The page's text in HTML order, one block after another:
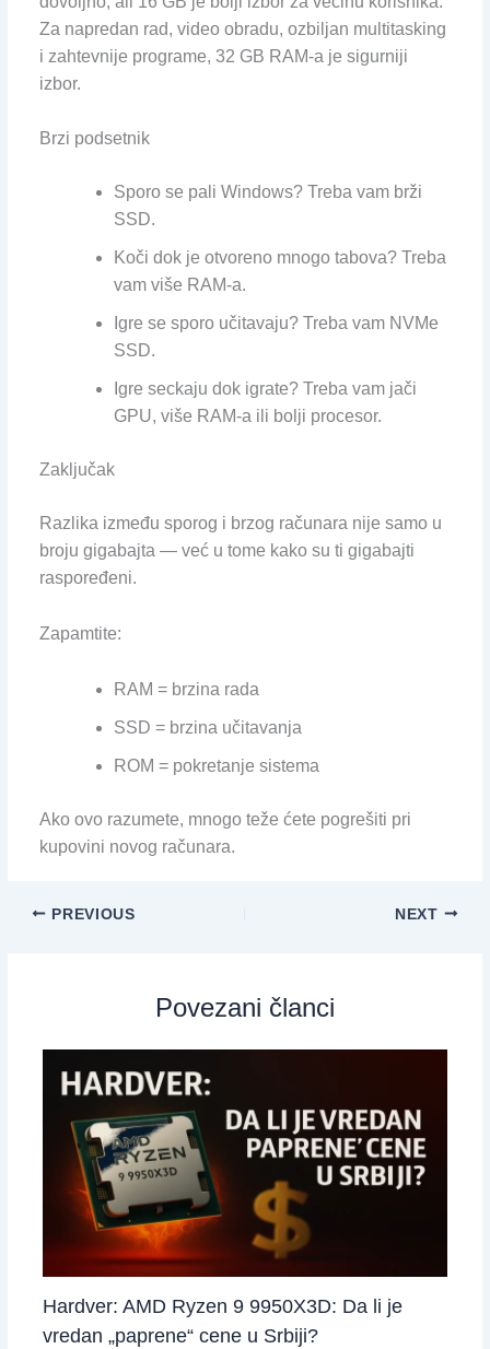
Za napredan rad, video obradu, ozbiljan multitasking
i zahtevnije programe, 32 GB RAM-a je sigurniji
izbor.
Brzi podsetnik
Sporo se pali Windows? Treba vam brži
SSD.
Koči dok je otvoreno mnogo tabova? Treba
vam više RAM-a.
Igre se sporo učitavaju? Treba vam NVMe
SSD.
Igre seckaju dok igrate? Treba vam jači
GPU, više RAM-a ili bolji procesor.
Zaključak
Razlika između sporog i brzog računara nije samo u
broju gigabajta — već u tome kako su ti gigabajti
raspoređeni.
Zapamtite:
RAM = brzina rada
SSD = brzina učitavanja
ROM = pokretanje sistema
Ako ovo razumete, mnogo teže ćete pogrešiti pri
kupovini novog računara.
PREVIOUS NEXT
Povezani članci
Hardver: AMD Ryzen 9 9950X3D: Da li je
vredan „paprene“ cene u Srbiji?